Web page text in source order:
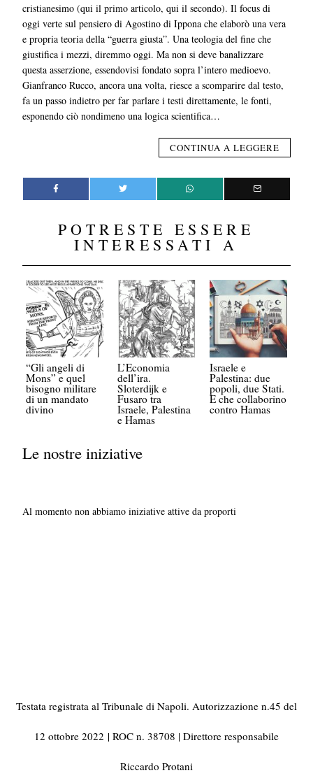
cristianesimo (qui il primo articolo, qui il secondo). Il focus di
oggi verte sul pensiero di Agostino di Ippona che elaborò una vera
e propria teoria della “guerra giusta”. Una teologia del fine che
giustifica i mezzi, diremmo oggi. Ma non si deve banalizzare
questa asserzione, essendovisi fondato sopra l’intero medioevo.
Gianfranco Rucco, ancora una volta, riesce a scomparire dal testo,
fa un passo indietro per far parlare i testi direttamente, le fonti,
esponendo ciò nondimeno una logica scientifica…
CONTINUA A LEGGERE
POTRESTE ESSERE
INTERESSATI A
“Gli angeli di
Mons” e quel
bisogno militare
di un mandato
divino
L’Economia
dell’ira.
Sloterdijk e
Fusaro tra
Israele, Palestina
e Hamas
Israele e
Palestina: due
popoli, due Stati.
E che collaborino
contro Hamas
Le nostre iniziative
Al momento non abbiamo iniziative attive da proporti
Testata registrata al Tribunale di Napoli. Autorizzazione n.45 del
12 ottobre 2022 | ROC n. 38708 | Direttore responsabile
Riccardo Protani